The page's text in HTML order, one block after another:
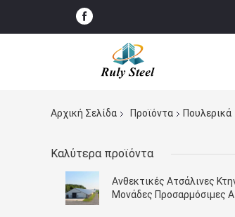
Αρχική Σελίδα
Προϊόντα Πουλερικά
Καλύτερα προϊόντα
Ανθεκτικές Ατσάλινες
Μονάδες Προσαρμόσιμες